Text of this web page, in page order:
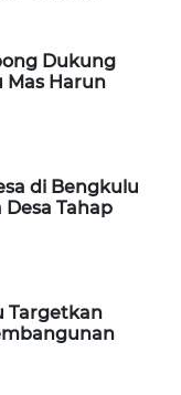
Dukung
Mas Harun
di Bengkulu
Tahap
Targetkan